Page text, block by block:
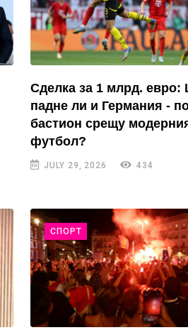
Сделка за 1 млрд. евро:
падне ли и Германия -
бастион срещу
футбол?
JULY 29, 2026 434
СПОРТ